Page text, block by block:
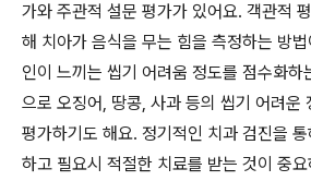
가와 주관적 설문 평가가 있어요. 객관적
해 치아가 음식을 무는 힘을 측정하는 방
인이 느끼는 씹기 어려움 정도를 점수화하
으로 오징어, 땅콩, 사과 등의 씹기 어려운
평가하기도 해요. 정기적인 치과 검진을
하고 필요시 적절한 치료를 받는 것이 중